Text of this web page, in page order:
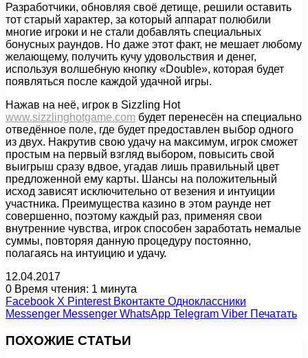
Разработчики, обновляя своё детище, решили оставить
тот старый характер, за который аппарат полюбили
многие игроки и не стали добавлять специальных
бонусных раундов. Но даже этот факт, не мешает любому
желающему, получить кучу удовольствия и денег,
используя волшебную кнопку «Double», которая будет
появляться после каждой удачной игры.
Нажав на неё, игрок в Sizzling Hot
www.sizzlinghotgame.com будет перенесён на специально
отведённое поле, где будет предоставлен выбор одного
из двух. Накрутив свою удачу на максимум, игрок сможет
простым на первый взгляд выбором, повысить свой
выигрыш сразу вдвое, угадав лишь правильный цвет
предложенной ему карты. Шансы на положительный
исход зависят исключительно от везения и интуиции
участника. Преимущества казино в этом раунде нет
совершенно, поэтому каждый раз, применяя свои
внутренние чувства, игрок способен заработать немалые
суммы, повторяя данную процедуру постоянно,
полагаясь на интуицию и удачу.
12.04.2017
0 Время чтения: 1 минута
Facebook X Pinterest Вконтакте Одноклассники
Messenger Messenger WhatsApp Telegram Viber Печатать
ПОХОЖИЕ СТАТЬИ